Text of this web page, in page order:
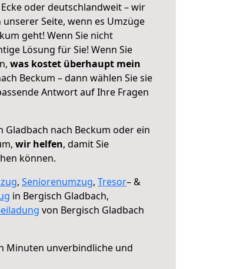
oder deutschlandweit – wir
unserer Seite, wenn es Umzüge
geht! Wenn Sie nicht
Lösung für Sie! Wenn Sie
was kostet überhaupt mein
Beckum – dann wählen Sie sie
Antwort auf Ihre Fragen
Gladbach nach Beckum oder ein
wir helfen, damit Sie
können.
, Seniorenumzug, Tresor– &
in Bergisch Gladbach,
von Bergisch Gladbach
Minuten unverbindliche und